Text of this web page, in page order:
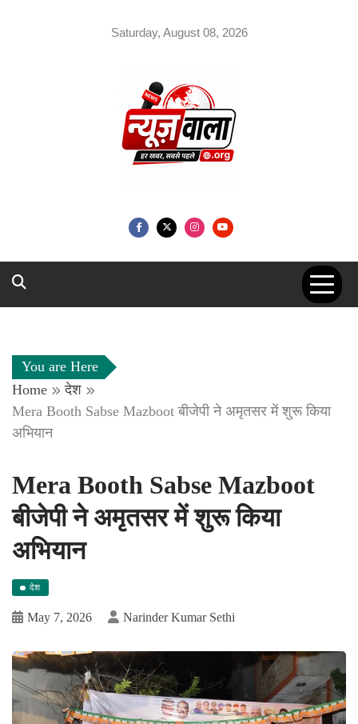
Saturday, August 08, 2026
You are Here
Home
देश
Mera Booth Sabse Mazboot बीजेपी ने अमृतसर में शुरू किया
अभियान
Mera Booth Sabse Mazboot
बीजेपी ने अमृतसर में शुरू किया
अभियान
देश
May 7, 2026 Narinder Kumar Sethi